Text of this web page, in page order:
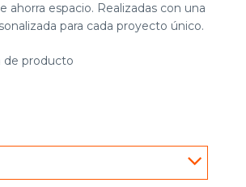
ahorra espacio. Realizadas con una
para cada proyecto único.
de producto